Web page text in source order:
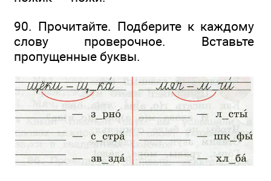
90. Прочитайте. Подберите к каждому
слову проверочное. Вставьте
пропущенные буквы.